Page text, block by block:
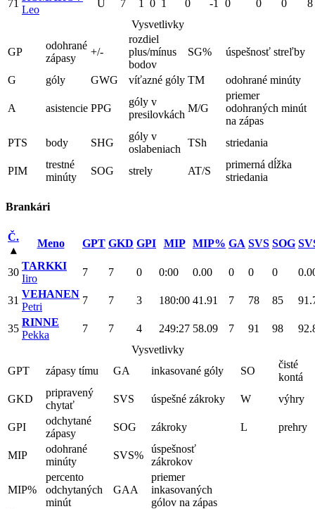
71
Leo
Ú 7 1 0 1 0 -1 0 0 0
8
Vysvetlivky
GP
odohrané
zápasy
+/-
rozdiel
plus/mínus
bodov
SG% úspešnosť streľby
G góly GWG víťazné góly TM odohrané minúty
A asistencie PPG
góly v
presilovkách
M/G
priemer
odohraných minút
na zápas
PTS
body SHG
góly v
oslabeniach
TSh striedania
PIM
trestné
minúty
SOG strely AT/S
primerná dĺžka
striedania
Brankári
Č.
▴
Meno GPT GKD GPI MIP MIP% GA SVS SOG
30
TARKKI
Iiro
7 7 0 0:00 0.00 0 0 0
31
VEHANEN
Petri
7 7 3 180:00 41.91 7 78 85
35
RINNE
Pekka
7 7 4 249:27 58.09 7 91 98
Vysvetlivky
GPT
zápasy tímu GA inkasované góly SO
čisté
kontá
GKD
pripravený
chytať
SVS úspešné zákroky W výhry
GPI
odchytané
zápasy
SOG zákroky L prehry
MIP
odohrané
minúty
SVS%
úspešnosť
zákrokov
MIP%
percento
odchytaných
minút
GAA
priemer
inkasovaných
gólov na zápas